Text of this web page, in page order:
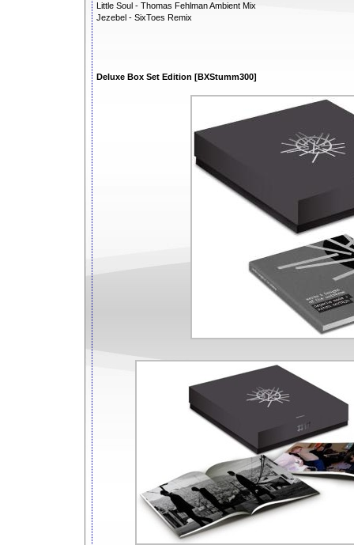
Little Soul - Thomas Fehlman Ambient Mix
Jezebel - SixToes Remix
Deluxe Box Set Edition [BXStumm300]